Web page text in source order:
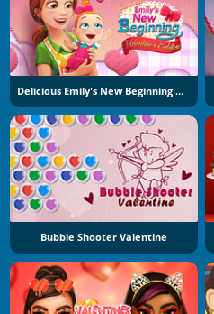
Delicious Emily's New Beginning Valentine's Edition
Bubble Shooter Valentine